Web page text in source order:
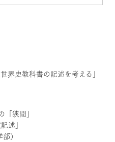
界史教科書の記述を考える」
狭間」
述」
）